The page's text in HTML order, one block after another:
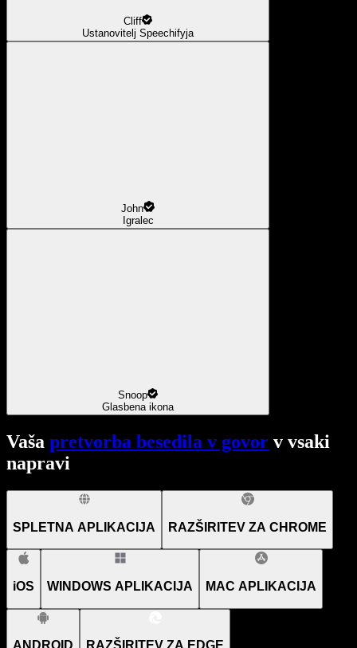
Cliff
Ustanovitelj Speechifyja
John
Igralec
Snoop
Glasbena ikona
Vaša pretvorba besedila v govor v vsaki
napravi
SPLETNA APLIKACIJA RAZŠIRITEV ZA CHROME
iOS WINDOWS APLIKACIJA MAC APLIKACIJA